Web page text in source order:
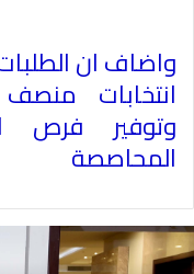
واضاف ان
انتخابات
وتوفير فرص
المحاصصة